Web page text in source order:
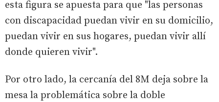
esta figura se apuesta para que "las personas
con discapacidad puedan vivir en su domicilio,
puedan vivir en sus hogares, puedan vivir allí
donde quieren vivir".
Por otro lado, la cercanía del 8M deja sobre la
mesa la problemática sobre la doble